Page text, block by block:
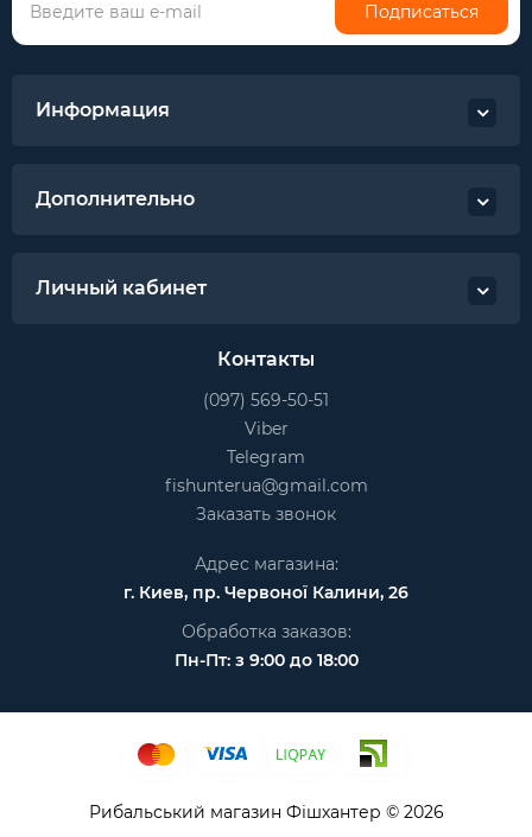
Подписаться
Информация
Дополнительно
Личный кабинет
Контакты
(097) 569-50-51
Viber
Telegram
fishunterua@gmail.com
Заказать звонок
Адрес магазина:
г. Киев, пр. Червоної Калини, 26
Обработка заказов:
Пн-Пт: з 9:00 до 18:00
Рибальський магазин Фішхантер © 2026